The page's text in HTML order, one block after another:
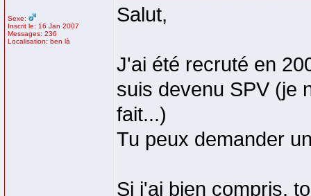
Sexe:
Inscrit le: 16 Jan 2007
Messages: 236
Localisation: ben là
Salut,
J'ai été recruté en
suis devenu SPV (je
fait...)
Tu peux demander
Si j'ai bien compris,